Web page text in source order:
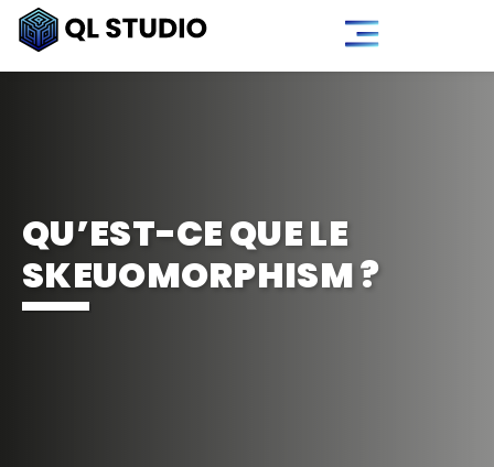
QU’EST-CE QUE LE
SKEUOMORPHISM ?